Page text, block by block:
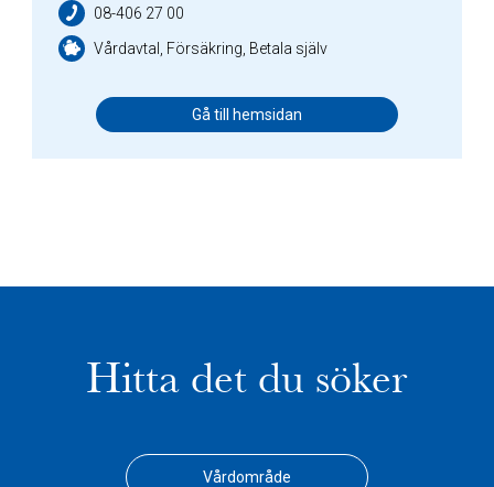
08-406 27 00
Vårdavtal, Försäkring, Betala själv
Gå till hemsidan
Hitta det du söker
Vårdområde